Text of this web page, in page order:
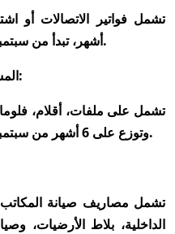
أشهر، تبدأ من سبتمبر وحتى 28 فبراير 2026.
المستلزمات المكتبية (قرطاسية):
وتوزع على 6 أشهر من سبتمبر وحتى 28 فبراير 2026.
تشمل مصاريف صيانة
الداخلية، بلاط الأرضيات،